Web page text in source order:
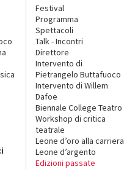
Festival
Programma
Spettacoli
Talk - Incontri
Direttore
Intervento di
Pietrangelo Buttafuoco
Intervento di Willem
Dafoe
Biennale College Teatro
Workshop di critica
teatrale
Leone d’oro alla carriera
Leone d’argento
Edizioni passate